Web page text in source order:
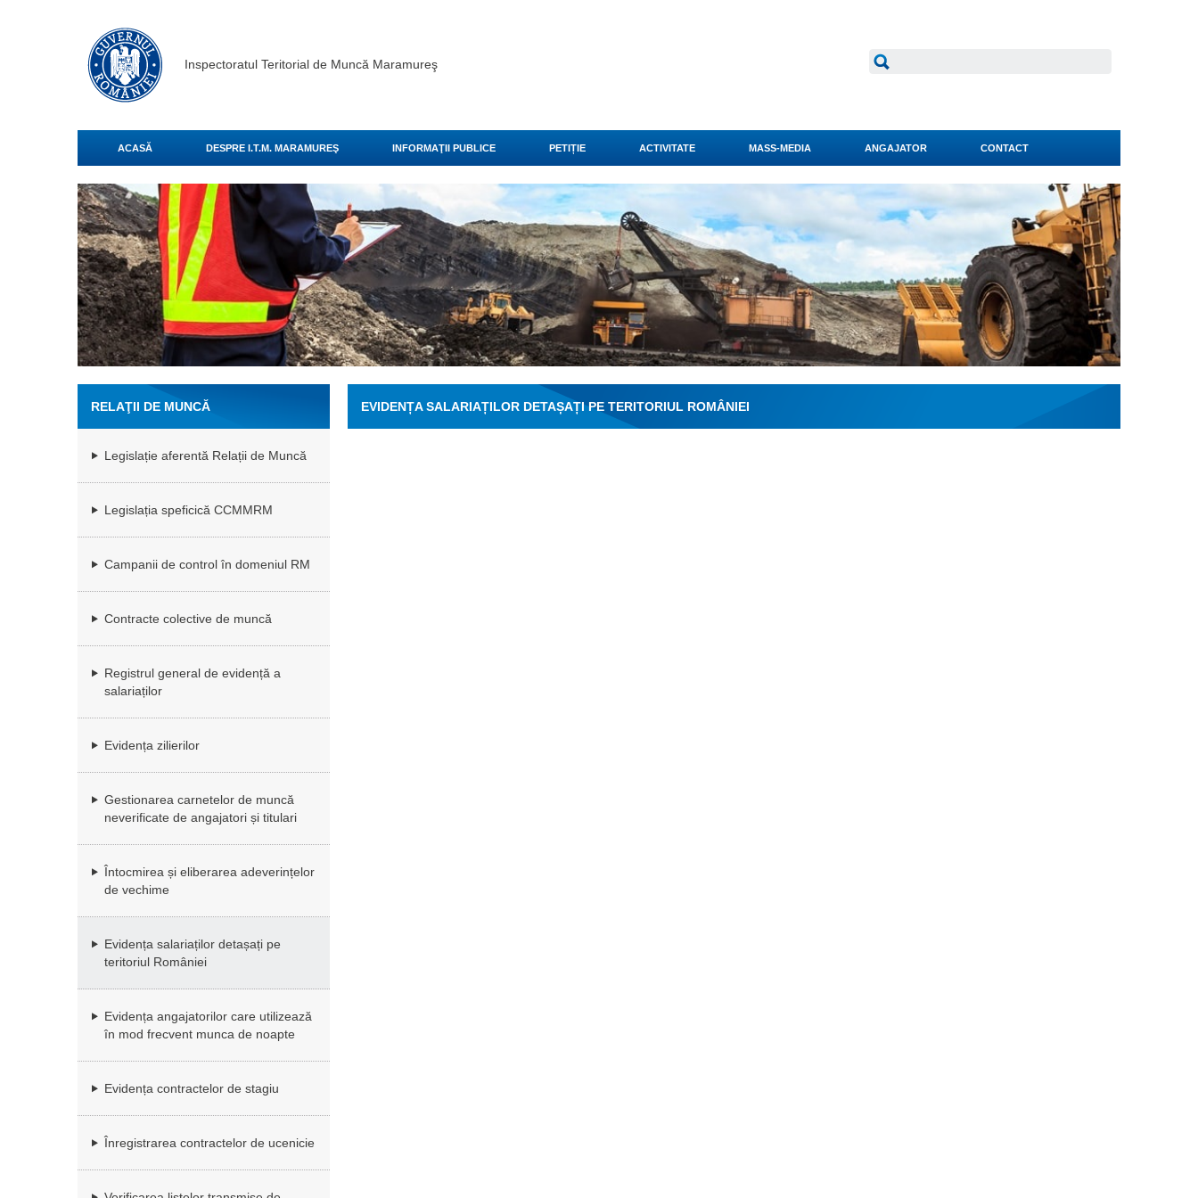
Inspectoratul Teritorial de Muncă Maramureş
ACASĂ DESPRE I.T.M. MARAMUREŞ INFORMAŢII PUBLICE PETIȚIE ACTIVITATE MASS-MEDIA ANGAJATOR CONTACT
RELAŢII DE MUNCĂ
Legislație aferentă Relații de Muncă
Legislația speficică CCMMRM
Campanii de control în domeniul RM
Contracte colective de muncă
Registrul general de evidență a
salariaților
Evidența zilierilor
Gestionarea carnetelor de muncă
neverificate de angajatori și titulari
Întocmirea și eliberarea adeverințelor
de vechime
Evidența salariaților detașați pe
teritoriul României
Evidența angajatorilor care utilizează
în mod frecvent munca de noapte
Evidența contractelor de stagiu
Înregistrarea contractelor de ucenicie
EVIDENȚA SALARIAȚILOR DETAȘAȚI PE TERITORIUL ROMÂNIEI